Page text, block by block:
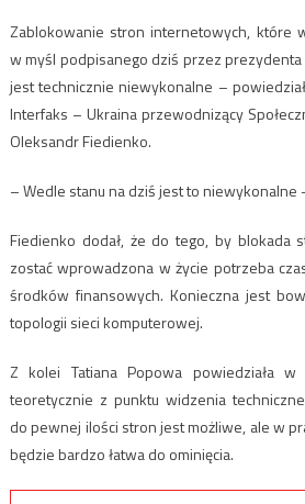
Zablokowanie stron internetowych, które
w myśl podpisanego dziś przez
jest technicznie niewykonalne –
Interfaks – Ukraina przewodnizący
Oleksandr Fiedienko.
– Wedle stanu na dziś jest to niewykonalne
Fiedienko dodał, że do tego, by blokada
zostać wprowadzona w życie potrzeba
środków finansowych. Konieczna jest
topologii sieci komputerowej.
Z kolei Tatiana Popowa powiedziała
teoretycznie z punktu widzenia
do pewnej ilości stron jest możliwe, ale w
będzie bardzo łatwa do ominięcia.